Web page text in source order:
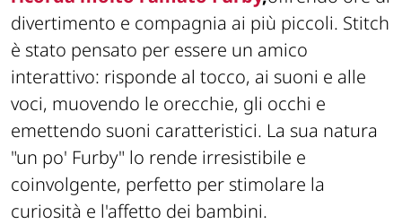
divertimento e compagnia ai più piccoli. Stitch
è stato pensato per essere un amico
interattivo: risponde al tocco, ai suoni e alle
voci, muovendo le orecchie, gli occhi e
emettendo suoni caratteristici. La sua natura
"un po' Furby" lo rende irresistibile e
coinvolgente, perfetto per stimolare la
curiosità e l'affetto dei bambini.